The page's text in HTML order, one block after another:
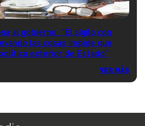
al gobierno: "El sigilo con
las cosas impide que
exterior de Estado"
VER MÁS